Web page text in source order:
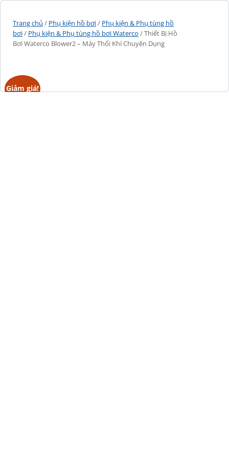
Trang chủ / Phụ kiện hồ bơi/ Phụ kiện & Phụ tùng hồ
bơi/ Phụ kiện & Phụ tùng hồ bơi Waterco / Thiết Bị Hồ
Bơi Waterco Blower2 – Máy Thổi Khí Chuyên Dụng
Giảm giá!